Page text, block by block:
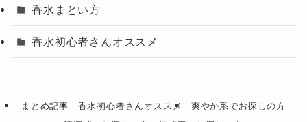
香水まとい方
香水初心者さんオススメ
まとめ記事 香水初心者さんオススメ
爽やか系でお探しの方